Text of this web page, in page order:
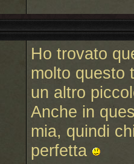
Ho trovato
molto questo
un altro
Anche in
mia, quindi
perfetta